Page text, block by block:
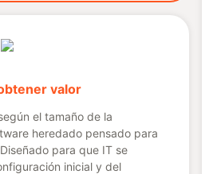
valor
el tamaño de la
heredado pensado para
para que IT se
inicial y del